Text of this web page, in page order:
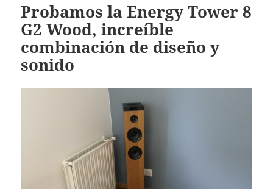
Probamos la Energy Tower 8
G2 Wood, increíble
combinación de diseño y
sonido